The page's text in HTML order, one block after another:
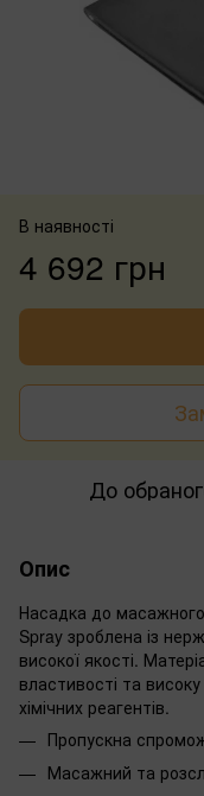
В наявності
4 692 грн
До
Опис
Насадка до
Spray зроблена із
високої якості.
властивості та
хімічних реагентів.
Пропускна
Масажний та